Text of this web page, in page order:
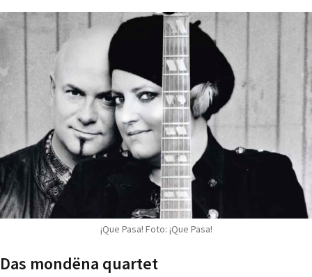
¡Que Pasa! Foto: ¡Que Pasa!
Das mondëna quartet